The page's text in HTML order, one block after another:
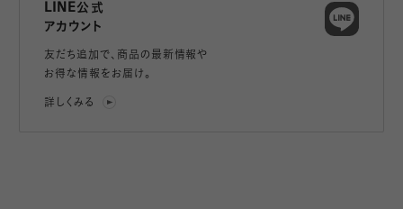
LINE公式
アカウント
友だち追加で、 商品の最新情報や
お得な情報をお届け。
詳しくみる